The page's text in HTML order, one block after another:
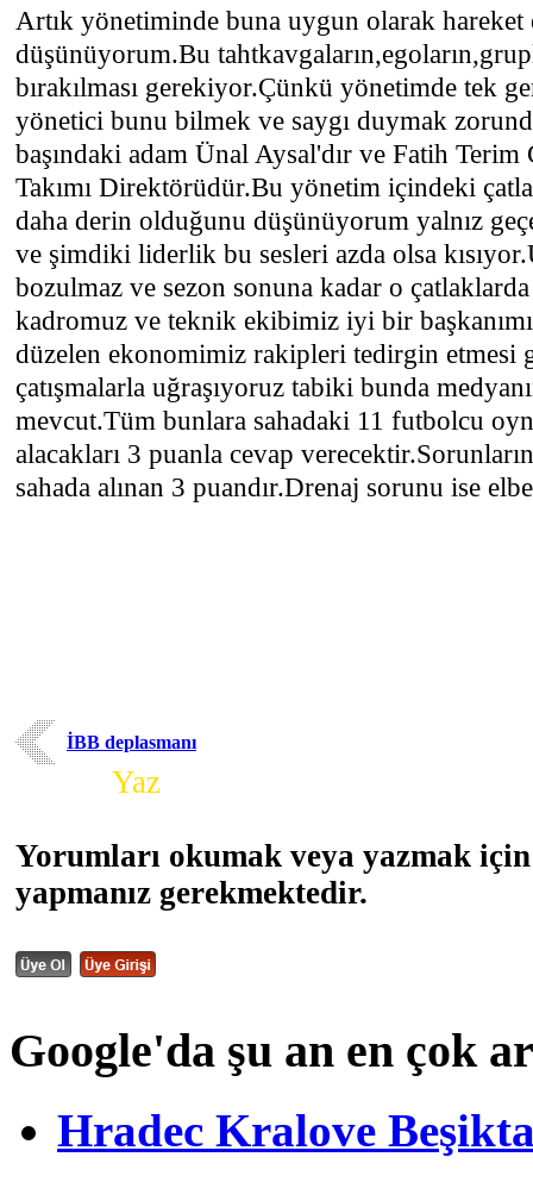
Artık yönetiminde buna uygun olarak
düşünüyorum.Bu
bırakılması gerekiyor.Çünkü yönetimde tek
yönetici bunu bilmek ve saygı duymak
başındaki adam Ünal Aysal'dır ve Fatih Terim
Takımı Direktörüdür.Bu yönetim içindeki
daha derin olduğunu düşünüyorum yalnız
ve şimdiki liderlik bu sesleri azda olsa
bozulmaz ve sezon sonuna kadar o
kadromuz ve teknik ekibimiz iyi bir
düzelen ekonomimiz rakipleri tedirgin etmesi
çatışmalarla uğraşıyoruz tabiki bunda
mevcut.Tüm bunlara sahadaki 11 futbolcu
alacakları 3 puanla cevap
sahada alınan 3 puandır.Drenaj sorunu ise
İBB deplasmanı
Yaz
Yorumları okumak veya yazmak
yapmanız gerekmektedir.
Google'da şu an en çok
Hradec Kralove